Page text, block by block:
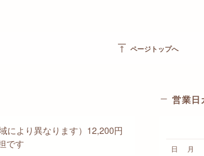
vertical_align_top ページトップへ
により異なります）12,200円
です
営業日
日 月